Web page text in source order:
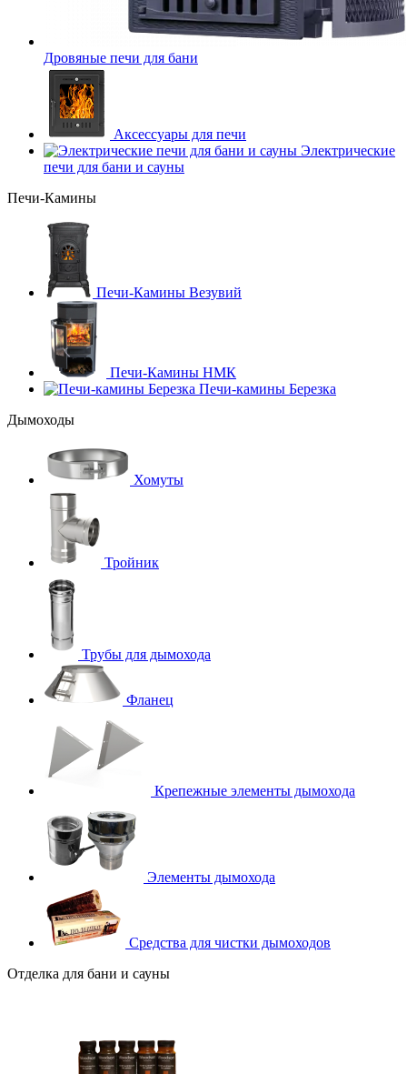
Дровяные печи для бани
Аксессуары для печи
Электрические
печи для бани и сауны
Печи-Камины
Печи-Камины Везувий
Печи-Камины НМК
Печи-камины Березка
Дымоходы
Хомуты
Тройник
Трубы для дымохода
Фланец
Крепежные элементы дымохода
Элементы дымохода
Средства для чистки дымоходов
Отделка для бани и сауны